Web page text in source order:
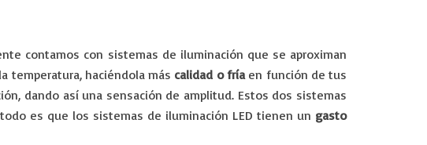
contamos con sistemas de iluminación que se aproximan
temperatura, haciéndola más calidad o fríaen función de tus
dando así una sensación de amplitud. Estos dos sistemas
es que los sistemas de iluminación LED tienen un gasto